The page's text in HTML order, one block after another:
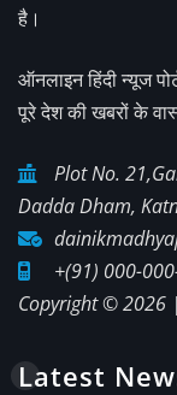
है।
ऑनलाइन हिंदी न्यूज
पूरे देश की खबरों के
Plot No.
Dadda Dham,
+(91) 000-
Copyright © 2026
Latest